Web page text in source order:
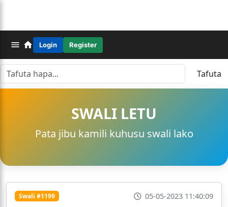
Login Register
Tafuta
SWALI LETU
Pata jibu kamili kuhusu swali lako
Swali #1199 05-05-2023 11:40:09